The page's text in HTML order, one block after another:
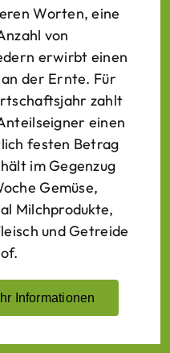
Worten, eine
von
erwirbt einen
der Ernte. Für
zahlt
einen
festen Betrag
im Gegenzug
Gemüse,
Milchprodukte,
und Getreide
Informationen